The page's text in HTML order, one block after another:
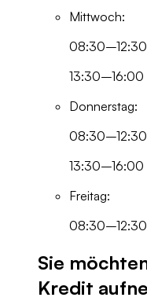
Mittwoch:
08:30–12:30
13:30–16:00
Donnerstag:
08:30–12:30
13:30–16:00
Freitag:
08:30–12:30
Sie
Kredit